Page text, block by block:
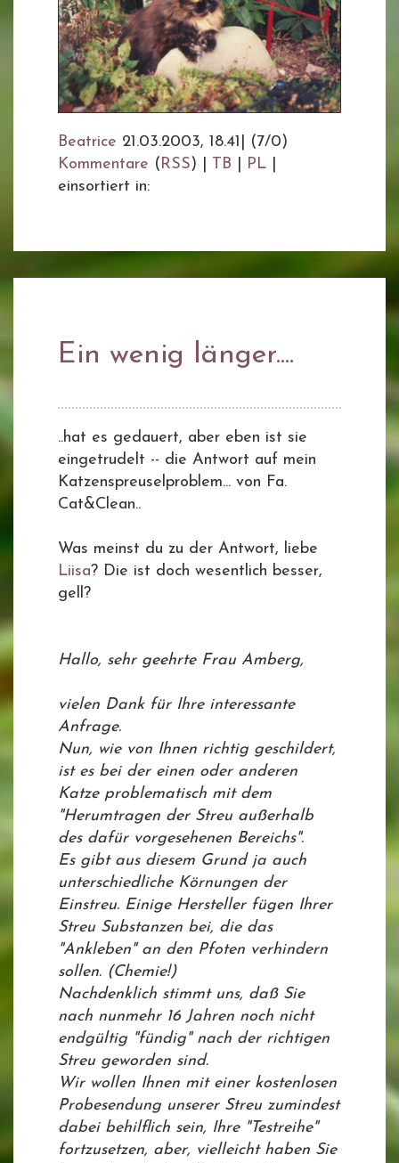
Beatrice 21.03.2003, 18.41
(7/0)
Kommentare (RSS) | TB PL
einsortiert in:
Ein wenig länger....
..hat es gedauert, aber eben ist sie
eingetrudelt -- die Antwort auf mein
Katzenspreuselproblem... von Fa.
Cat&Clean..
Was meinst du zu der Antwort, liebe
Liisa? Die ist doch wesentlich besser,
gell?
Hallo, sehr geehrte Frau Amberg,
vielen Dank für Ihre interessante
Anfrage.
Nun, wie von Ihnen richtig geschildert,
ist es bei der einen oder anderen
Katze problematisch mit dem
"Herumtragen der Streu außerhalb
des dafür vorgesehenen Bereichs".
Es gibt aus diesem Grund ja auch
unterschiedliche Körnungen der
Einstreu. Einige Hersteller fügen Ihrer
Streu Substanzen bei, die das
"Ankleben" an den Pfoten verhindern
sollen. (Chemie!)
Nachdenklich stimmt uns, daß Sie
nach nunmehr 16 Jahren noch nicht
endgültig "fündig" nach der richtigen
Streu geworden sind.
Wir wollen Ihnen mit einer kostenlosen
Probesendung unserer Streu zumindest
dabei behilflich sein, Ihre "Testreihe"
fortzusetzen, aber, vielleicht haben Sie